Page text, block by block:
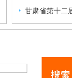
分市州经济社
甘肃省第十二
次全体会议文